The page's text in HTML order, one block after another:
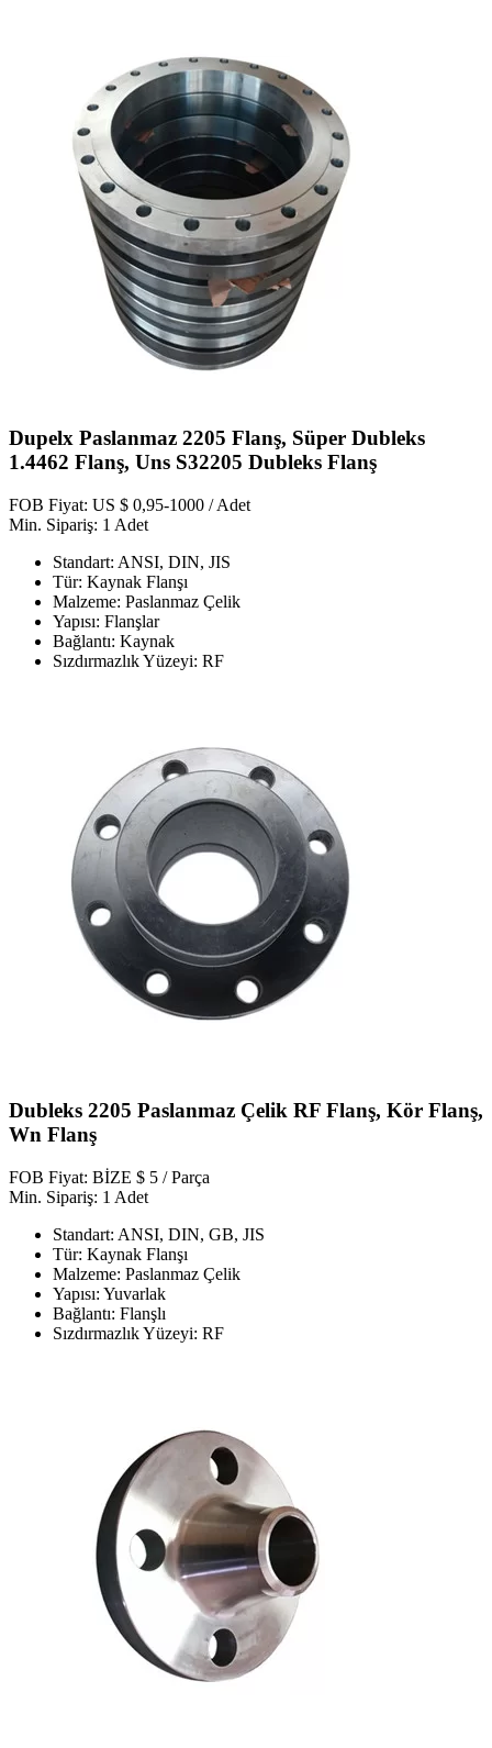
Dupelx Paslanmaz 2205 Flanş, Süper Dubleks
1.4462 Flanş, Uns S32205 Dubleks Flanş
FOB Fiyat: US $ 0,95-1000 / Adet
Min. Sipariş: 1 Adet
Standart: ANSI, DIN, JIS
Tür: Kaynak Flanşı
Malzeme: Paslanmaz Çelik
Yapısı: Flanşlar
Bağlantı: Kaynak
Sızdırmazlık Yüzeyi: RF
Dubleks 2205 Paslanmaz Çelik RF Flanş, Kör Flanş,
Wn Flanş
FOB Fiyat: BİZE $ 5 / Parça
Min. Sipariş: 1 Adet
Standart: ANSI, DIN, GB, JIS
Tür: Kaynak Flanşı
Malzeme: Paslanmaz Çelik
Yapısı: Yuvarlak
Bağlantı: Flanşlı
Sızdırmazlık Yüzeyi: RF